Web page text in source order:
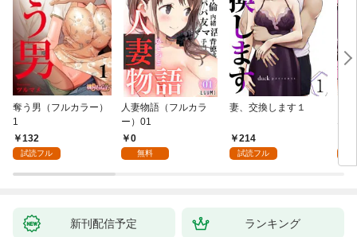
奪う男（フルカラー）
1
132
試読フル
人妻物語（フルカラ
ー）01
0
無料
妻、交換します１
214
試読フル
な
新刊配信予定 ランキング